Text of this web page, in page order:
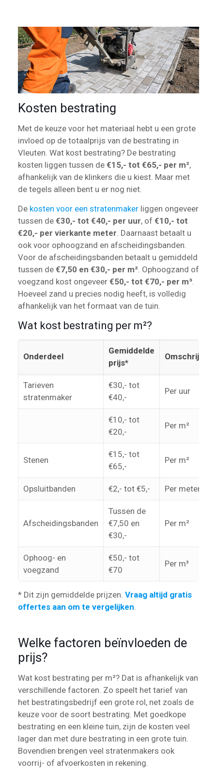
Kosten bestrating
Met de keuze voor het materiaal hebt u een grote
invloed op de totaalprijs van de bestrating in
Vleuten. Wat kost bestrating? De bestrating
kosten liggen tussen de €15,- tot €65,- per m²,
afhankelijk van de klinkers die u kiest. Maar met
de tegels alleen bent u er nog niet.
De kosten voor een stratenmakerliggen ongeveer
tussen de €30,- tot €40,- per uur, of €10,- tot
€20,- per vierkante meter. Daarnaast betaalt u
ook voor ophoogzand en afscheidingsbanden.
Voor de afscheidingsbanden betaalt u gemiddeld
tussen de €7,50 en €30,- per m². Ophoogzand of
voegzand kost ongeveer €50,- tot €70,- per m³.
Hoeveel zand u precies nodig heeft, is volledig
afhankelijk van het formaat van de tuin.
Wat kost bestrating per m²?
Onderdeel
Gemiddelde
prijs*
Omschrijving
Tarieven
stratenmaker
€30,- tot
€40,-
Per uur
€10,- tot
€20,-
Per m²
Stenen
€15,- tot
€65,-
Per m²
Opsluitbanden €2,- tot €5,- Per meter
Afscheidingsbanden
Tussen de
€7,50 en
€30,-
Per m²
Ophoog- en
voegzand
€50,- tot
€70
Per m³
* Dit zijn gemiddelde prijzen. Vraag altijd gratis
offertes aan om te vergelijken.
Welke factoren beïnvloeden de
prijs?
Wat kost bestrating per m²? Dat is afhankelijk van
verschillende factoren. Zo speelt het tarief van
het bestratingsbedrijf een grote rol, net zoals de
keuze voor de soort bestrating. Met goedkope
bestrating en een kleine tuin, zijn de kosten veel
lager dan met dure bestrating in een grote tuin.
Bovendien brengen veel stratenmakers ook
voorrij- of afvoerkosten in rekening.